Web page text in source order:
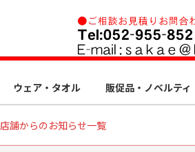
ウェア・タオル 販促品・ノベルティ
店舗からのお知らせ一覧